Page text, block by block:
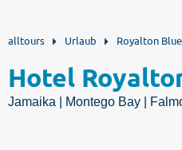
alltours Urlaub Royalton
Hotel
Jamaika | Montego Bay |